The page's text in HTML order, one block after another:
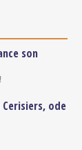
son
ode